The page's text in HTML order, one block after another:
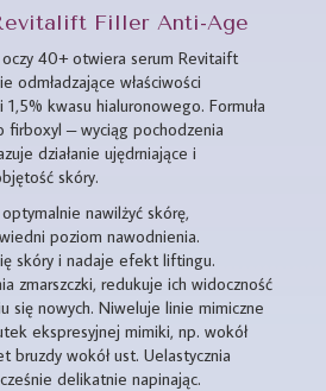
Filler Anti-Age
40+ otwiera serum Revitaift
odmładzające właściwości
kwasu hialuronowego. Formuła
firboxyl – wyciąg pochodzenia
działanie ujędrniające i
skóry.
nawilżyć skórę,
poziom nawodnienia.
skóry i nadaje efekt liftingu.
zmarszczki, redukuje ich widoczność
się nowych. Niweluje linie mimiczne
ekspresyjnej mimiki, np. wokół
bruzdy wokół ust. Uelastycznia
delikatnie napinając.